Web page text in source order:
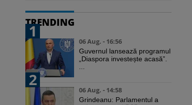
TRENDING
1
06 Aug. - 16:56
Guvernul lansează programul
„Diaspora investește acasă”.
2
06 Aug. - 14:58
Grindeanu: Parlamentul a